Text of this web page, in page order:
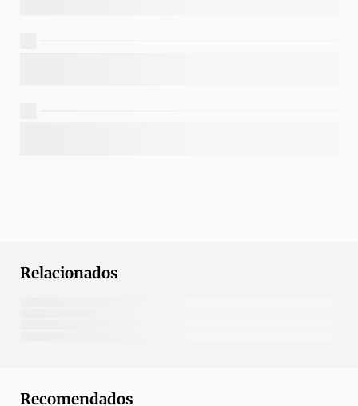
Relacionados
Recomendados